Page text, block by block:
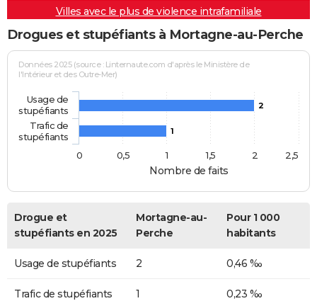
Villes avec le plus de violence intrafamiliale
Drogues et stupéfiants à Mortagne-au-Perche
Nombre de faits
Données 2025 (source : Linternaute.com d'après le Ministère de
l'Intérieur et des Outre-Mer)
2
1
Usage de
stupéfiants
Trafic de
stupéfiants
0
0,5 1 1,5 2 2,5
Drogue et
stupéfiants en 2025
Mortagne-au-
Perche
Pour 1 000
habitants
Usage de stupéfiants 2 0,46 ‰
Trafic de stupéfiants 1 0,23 ‰